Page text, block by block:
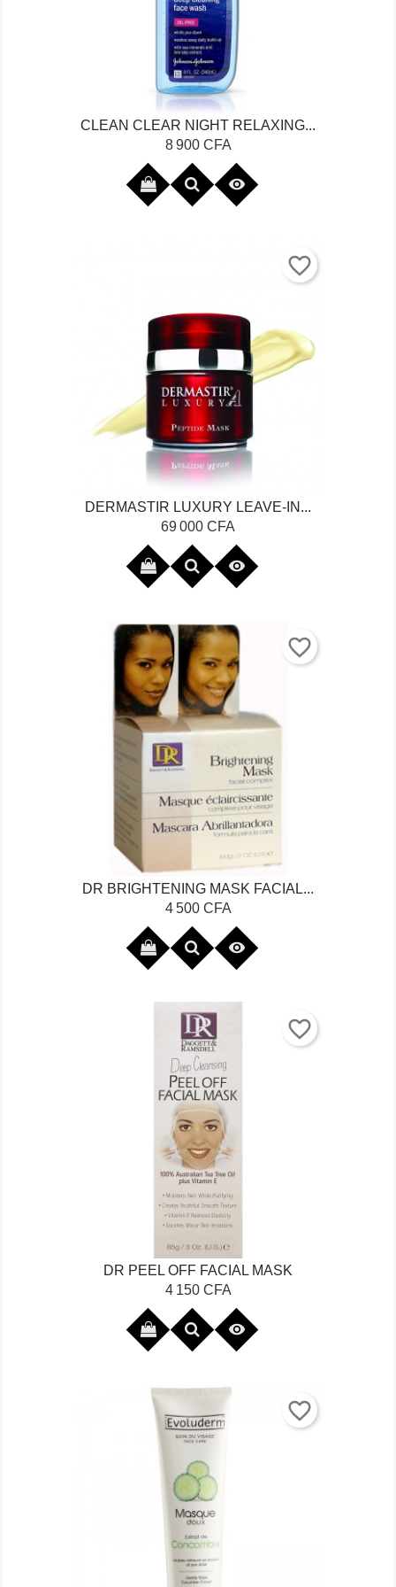
CLEAN CLEAR NIGHT RELAXING...
Prix
8 900 CFA

favorite_border
DERMASTIR LUXURY LEAVE-IN...
Prix
69 000 CFA

favorite_border
DR BRIGHTENING MASK FACIAL...
Prix
4 500 CFA

favorite_border
DR PEEL OFF FACIAL MASK
Prix
4 150 CFA

favorite_border